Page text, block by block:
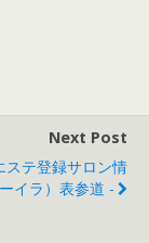
Next Post
ステ登録サロン情
イラ）表参道 -